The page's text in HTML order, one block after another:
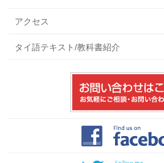
アクセス
タイ語テキスト/教科書紹介